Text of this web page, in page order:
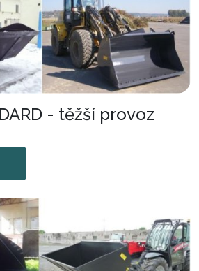
- těžší provoz